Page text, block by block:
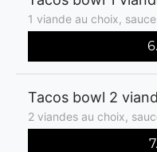
1 viande au choix,
Tacos bowl 2
2 viandes au choix,